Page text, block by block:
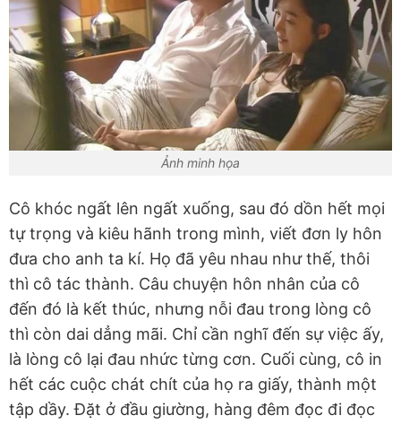
Ảnh minh họa
Cô khóc ngất lên ngất xuống, sau đó dồn hết mọi
tự trọng và kiêu hãnh trong mình, viết đơn ly hôn
đưa cho anh ta kí. Họ đã yêu nhau như thế, thôi
thì cô tác thành. Câu chuyện hôn nhân của cô
đến đó là kết thúc, nhưng nỗi đau trong lòng cô
thì còn dai dẳng mãi. Chỉ cần nghĩ đến sự việc ấy,
là lòng cô lại đau nhức từng cơn. Cuối cùng, cô in
hết các cuộc chát chít của họ ra giấy, thành một
tập dầy. Đặt ở đầu giường, hàng đêm đọc đi đọc